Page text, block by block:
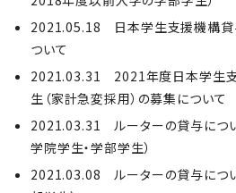
2021.05.18 日本学生支援機構貸
ついて
2021.03.31 2021年度日本学生支
生（家計急変採用）の募集について
2021.03.31 ルーターの貸与につい
学院学生・学部学生）
2021.03.08 ルーターの貸与につい